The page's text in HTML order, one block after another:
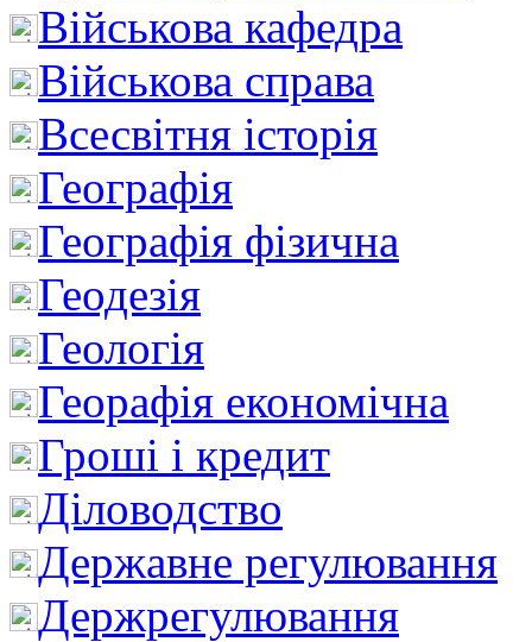
Військова кафедра
Військова справа
Всесвітня історія
Географія
Географія фізична
Геодезія
Геологія
Георафія економічна
Гроші і кредит
Діловодство
Державне регулювання
Держрегулювання